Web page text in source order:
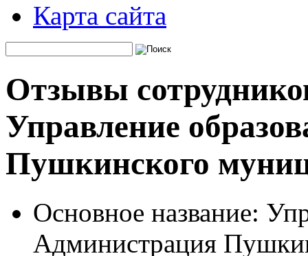
Карта сайта
Отзывы
Управление
Пушкинского
Основное название:
Администрация